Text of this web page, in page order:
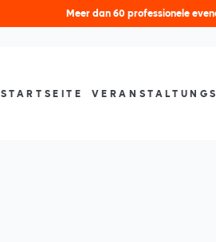
Meer dan 60 professionele
STARTSEITE